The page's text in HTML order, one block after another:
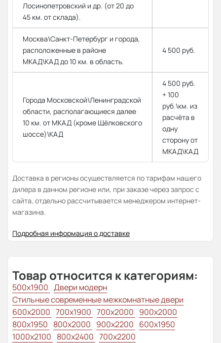
Лосинопетровский и др. (от 20 до
45 км. от склада).
Москва\Санкт-Петербург и города,
расположенные в районе
МКАД\КАД до 10 км. в область.
4 500 руб.
Города Московской\Ленинградской
области, располагающиеся далее
10 км. от МКАД (кроме Щёлковского
шоссе)\КАД
4 500 руб.
+ 100
руб.\км. из
расчёта в
одну
сторону от
МКАД\КАД
Доставка в регионы осуществляется по тарифам нашего
дилера в данном регионе или, при заказе через запрос с
сайта, отдельно рассчитывается менеджером интернет-
магазина.
Подробная информация о доставке
Товар относится к категориям:
500x1900 Двери модерн
Стильные современные межкомнатные двери
600x2000 700x1900 700x2000 900x2000
800х1950 800x2000 900x2200 600x1950
1000x2100 800x2400 700x2200